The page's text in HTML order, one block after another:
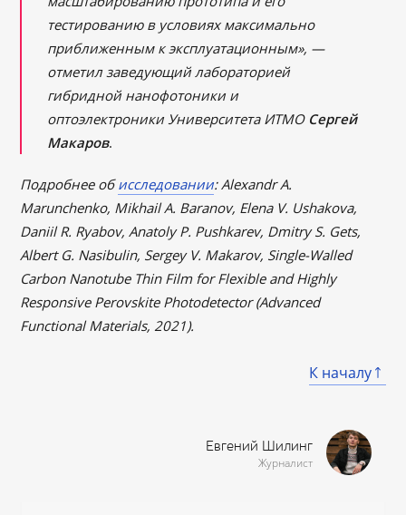
тестированию в условиях максимально
приближенным к эксплуатационным», —
отметил заведующий лабораторией
гибридной нанофотоники и
оптоэлектроники Университета ИТМО Сергей
Макаров.
Подробнее обисследовании: Alexandr A.
Marunchenko, Mikhail A. Baranov, Elena V. Ushakova,
Daniil R. Ryabov, Anatoly P. Pushkarev, Dmitry S. Gets,
Albert G. Nasibulin, Sergey V. Makarov, Single-Walled
Carbon Nanotube Thin Film for Flexible and Highly
Responsive Perovskite Photodetector (Advanced
Functional Materials, 2021).
К началу
Евгений Шилинг
Журналист